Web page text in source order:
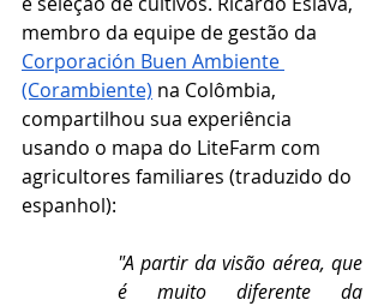
membro da equipe de gestão da
Corporación Buen Ambiente
(Corambiente) na Colômbia,
compartilhou sua experiência
usando o mapa do LiteFarm com
agricultores familiares (traduzido do
espanhol):
"A partir da visão aérea, que
é muito diferente da